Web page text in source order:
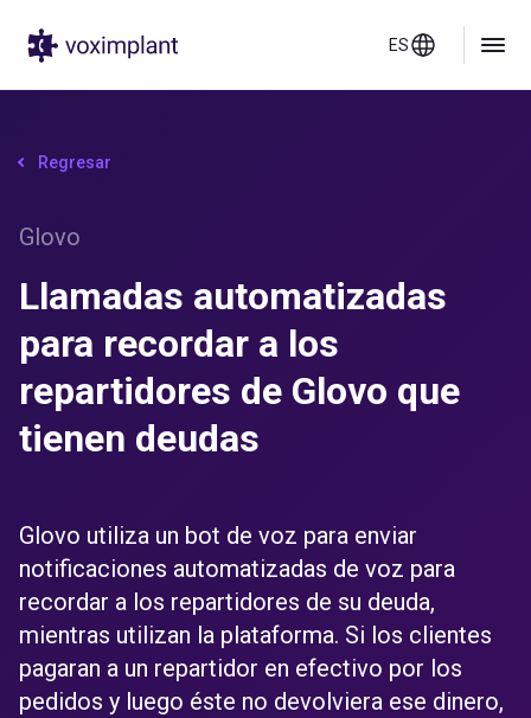
ES
Regresar
Glovo
Llamadas automatizadas
para recordar a los
repartidores de Glovo que
tienen deudas
Glovo utiliza un bot de voz para enviar
notificaciones automatizadas de voz para
recordar a los repartidores de su deuda,
mientras utilizan la plataforma. Si los clientes
pagaran a un repartidor en efectivo por los
pedidos y luego éste no devolviera ese dinero,